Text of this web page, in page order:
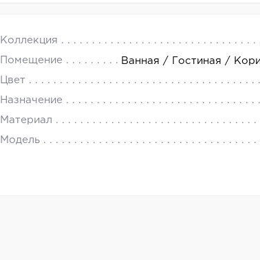
Коллекция
Помещение Ванная / Гостиная /
Цвет
Назначение
Материал
Модель
Плитка имеет размеры 60x120 см и